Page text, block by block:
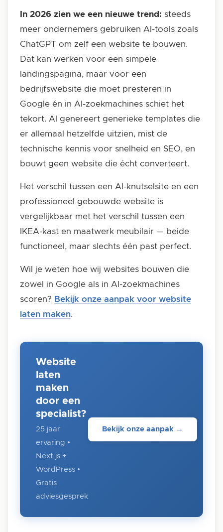
In 2026 zien we een nieuwe trend: steeds
meer ondernemers gebruiken AI-tools zoals
ChatGPT om zelf een website te bouwen.
Dat kan werken voor een simpele
landingspagina, maar voor een
bedrijfswebsite die moet presteren in
Google én in AI-zoekmachines schiet het
tekort. AI genereert generieke templates die
er allemaal hetzelfde uitzien, mist de
technische kennis voor snelheid en SEO, en
bouwt geen website die écht converteert.
Het verschil tussen een AI-knutselsite en een
professioneel gebouwde website is
vergelijkbaar met het verschil tussen een
IKEA-kast en maatwerk meubilair — beide
functioneel, maar slechts één past perfect.
Wil je weten hoe wij websites bouwen die
zowel in Google als in AI-zoekmachines
scoren? Bekijk onze aanpak voor website
laten maken.
Website
laten
maken
door een
specialist?
25 jaar
ervaring •
Next.js +
WordPress •
Gratis
adviesgesprek
Bekijk onze aanpak →